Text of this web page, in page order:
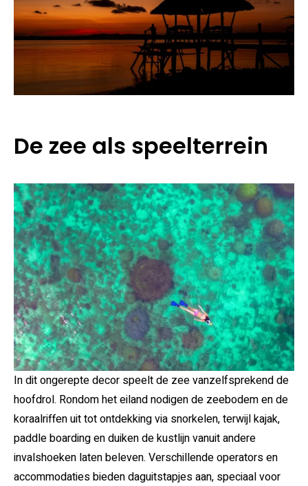
De zee als speelterrein
In dit ongerepte decor speelt de zee vanzelfsprekend de
hoofdrol. Rondom het eiland nodigen de zeebodem en de
koraalriffen uit tot ontdekking via snorkelen, terwijl kajak,
paddle boarding en duiken de kustlijn vanuit andere
invalshoeken laten beleven. Verschillende operators en
accommodaties bieden daguitstapjes aan, speciaal voor